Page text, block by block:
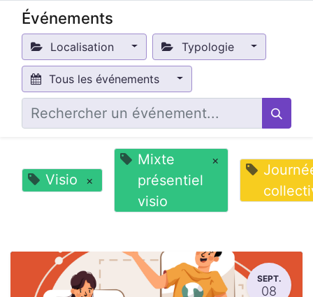
Événements
Localisation Typologie
Tous les événements
Visio ×
Mixte
présentiel
visio
×
SEPT.
08